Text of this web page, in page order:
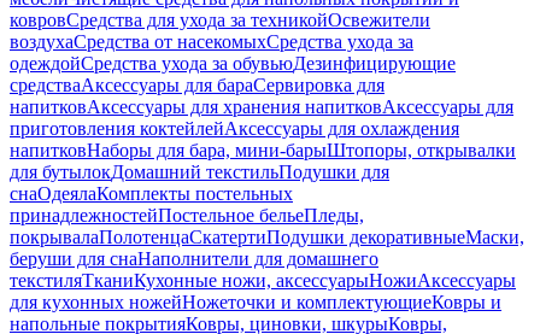
ковровСредства для ухода за техникойОсвежители
воздухаСредства от насекомыхСредства ухода за
одеждойСредства ухода за обувьюДезинфицирующие
средстваАксессуары для бараСервировка для
напитковАксессуары для хранения напитковАксессуары для
приготовления коктейлейАксессуары для охлаждения
напитковНаборы для бара, мини-барыШтопоры, открывалки
для бутылокДомашний текстильПодушки для
снаОдеялаКомплекты постельных
принадлежностейПостельное бельеПледы,
покрывалаПолотенцаСкатертиПодушки декоративныеМаски,
беруши для снаНаполнители для домашнего
текстиляТканиКухонные ножи, аксессуарыНожиАксессуары
для кухонных ножейНожеточки и комплектующиеКовры и
напольные покрытияКовры, циновки, шкурыКовры,